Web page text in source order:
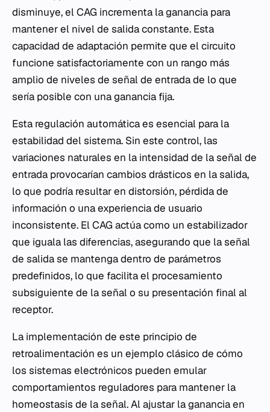
disminuye, el CAG incrementa la ganancia para
mantener el nivel de salida constante. Esta
capacidad de adaptación permite que el circuito
funcione satisfactoriamente con un rango más
amplio de niveles de señal de entrada de lo que
sería posible con una ganancia fija.
Esta regulación automática es esencial para la
estabilidad del sistema. Sin este control, las
variaciones naturales en la intensidad de la señal de
entrada provocarían cambios drásticos en la salida,
lo que podría resultar en distorsión, pérdida de
información o una experiencia de usuario
inconsistente. El CAG actúa como un estabilizador
que iguala las diferencias, asegurando que la señal
de salida se mantenga dentro de parámetros
predefinidos, lo que facilita el procesamiento
subsiguiente de la señal o su presentación final al
receptor.
La implementación de este principio de
retroalimentación es un ejemplo clásico de cómo
los sistemas electrónicos pueden emular
comportamientos reguladores para mantener la
homeostasis de la señal. Al ajustar la ganancia en